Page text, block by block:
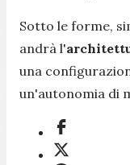
Sotto le forme,
andrà l'
una
un'autonomia di